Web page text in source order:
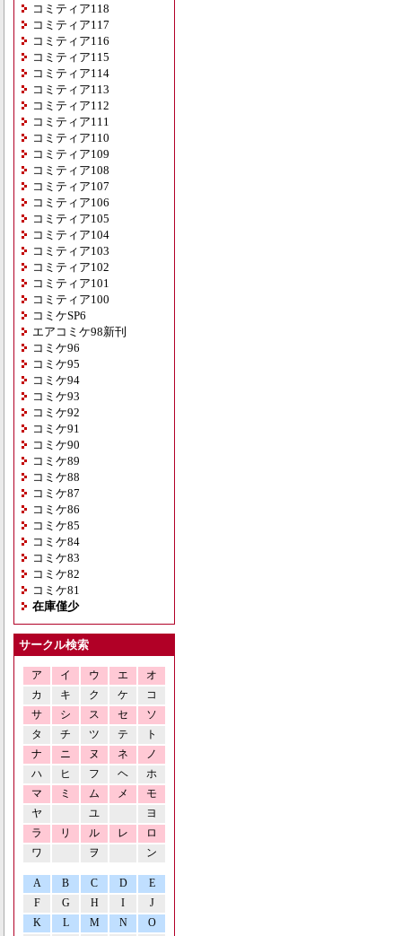
コミティア118
コミティア117
コミティア116
コミティア115
コミティア114
コミティア113
コミティア112
コミティア111
コミティア110
コミティア109
コミティア108
コミティア107
コミティア106
コミティア105
コミティア104
コミティア103
コミティア102
コミティア101
コミティア100
コミケSP6
エアコミケ98新刊
コミケ96
コミケ95
コミケ94
コミケ93
コミケ92
コミケ91
コミケ90
コミケ89
コミケ88
コミケ87
コミケ86
コミケ85
コミケ84
コミケ83
コミケ82
コミケ81
在庫僅少
サークル検索
ア イ ウ エ
オ
カ
キ ク ケ
コ
サ
シ ス セ
ソ
タ
チ ツ テ
ト
ナ
ニ ヌ ネ
ノ
ハ
ヒ フ ヘ
ホ
マ
ミ ム メ
モ
ヤ
ユ
ヨ
ラ
リ ル レ
ロ
ワ
ヲ ン
A B C D
E
F
G H I
J
K
L M N O